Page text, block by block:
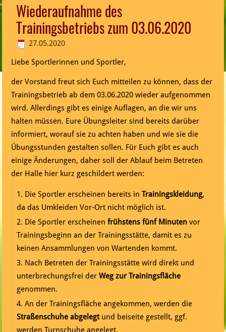
Wiederaufnahme des
Trainingsbetriebs zum 03.06.2020
27.05.2020
Liebe Sportlerinnen und Sportler,
der Vorstand freut sich Euch mitteilen zu können, dass der
Trainingsbetrieb ab dem 03.06.2020 wieder aufgenommen
wird. Allerdings gibt es einige Auflagen, an die wir uns
halten müssen. Eure Übungsleiter sind bereits darüber
informiert, worauf sie zu achten haben und wie sie die
Übungsstunden gestalten sollen. Für Euch gibt es auch
einige Änderungen, daher soll der Ablauf beim Betreten
der Halle hier kurz geschildert werden:
Die Sportler erscheinen bereits inTrainingskleidung,
da das Umkleiden Vor-Ort nicht möglich ist.
Die Sportler erscheinenfrühstens fünf Minuten vor
Trainingsbeginn an der Trainingsstätte, damit es zu
keinen Ansammlungen von Wartenden kommt.
Nach Betreten der Trainingsstätte wird direkt und
unterbrechungsfrei derWeg zur Trainingsfläche
genommen.
An der Trainingsfläche angekommen, werden die
Straßenschuhe abgelegtund beiseite gestellt, ggf.